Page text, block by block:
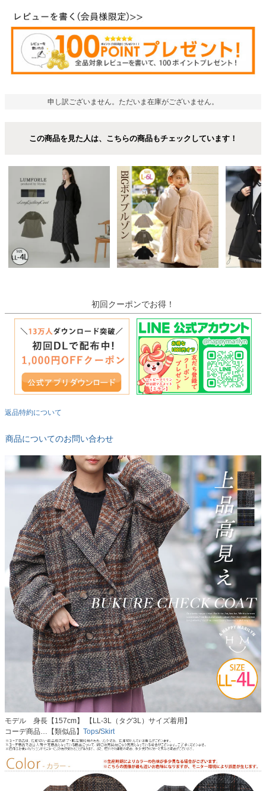
申し訳ございません。ただいま在庫がございません。
この商品を見た人は、こちらの商品もチェックしています！
初回クーポンでお得！
返品特約について
商品についてのお問い合わせ
モデル 身長【157cm】 【LL-3L（タグ3L）サイズ着用】
コーデ商品…【類似品】 Tops/Skirt